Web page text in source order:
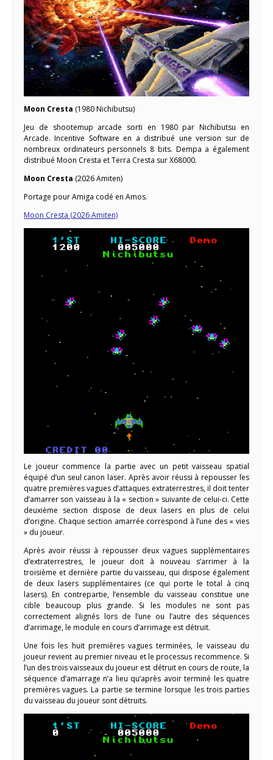
Moon Cresta (1980 Nichibutsu)
Jeu de shootemup arcade sorti en 1980 par Nichibutsu en
Arcade. Incentive Software en a distribué une version sur de
nombreux ordinateurs personnels 8 bits. Dempa a également
distribué Moon Cresta et Terra Cresta sur X68000.
Moon Cresta (2026 Amiten)
Portage pour Amiga codé en Amos.
Moon Cresta (2026 Amiten)
Le joueur commence la partie avec un petit vaisseau spatial
équipé d’un seul canon laser. Après avoir réussi à repousser les
quatre premières vagues d’attaques extraterrestres, il doit tenter
d’amarrer son vaisseau à la « section » suivante de celui-ci. Cette
deuxième section dispose de deux lasers en plus de celui
d’origine. Chaque section amarrée correspond à l’une des « vies
» du joueur.
Après avoir réussi à repousser deux vagues supplémentaires
d’extraterrestres, le joueur doit à nouveau s’arrimer à la
troisième et dernière partie du vaisseau, qui dispose également
de deux lasers supplémentaires (ce qui porte le total à cinq
lasers). En contrepartie, l’ensemble du vaisseau constitue une
cible beaucoup plus grande. Si les modules ne sont pas
correctement alignés lors de l’une ou l’autre des séquences
d’arrimage, le module en cours d’arrimage est détruit.
Une fois les huit premières vagues terminées, le vaisseau du
joueur revient au premier niveau et le processus recommence. Si
l’un des trois vaisseaux du joueur est détruit en cours de route, la
séquence d’amarrage n’a lieu qu’après avoir terminé les quatre
premières vagues. La partie se termine lorsque les trois parties
du vaisseau du joueur sont détruits.